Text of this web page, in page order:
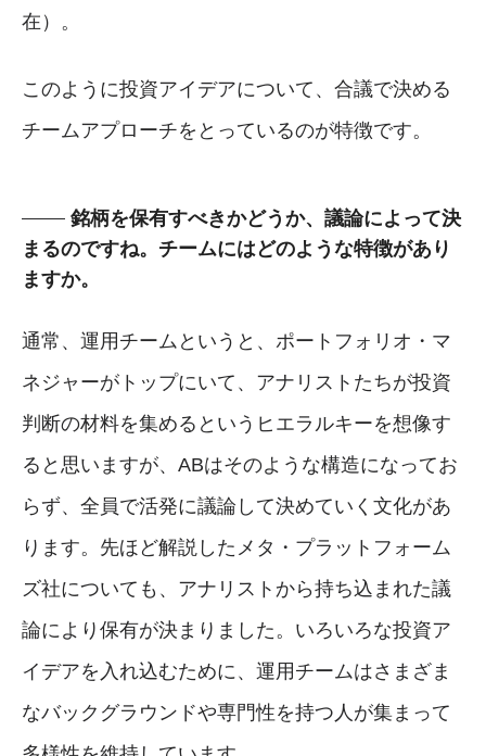
在）。
このように投資アイデアについて、合議で決める
チームアプローチをとっているのが特徴です。
銘柄を保有すべきかどうか、議論によって決
まるのですね。チームにはどのような特徴があり
ますか。
通常、運用チームというと、ポートフォリオ・マ
ネジャーがトップにいて、アナリストたちが投資
判断の材料を集めるというヒエラルキーを想像す
ると思いますが、ABはそのような構造になってお
らず、全員で活発に議論して決めていく文化があ
ります。先ほど解説したメタ・プラットフォーム
ズ社についても、アナリストから持ち込まれた議
論により保有が決まりました。いろいろな投資ア
イデアを入れ込むために、運用チームはさまざま
なバックグラウンドや専門性を持つ人が集まって